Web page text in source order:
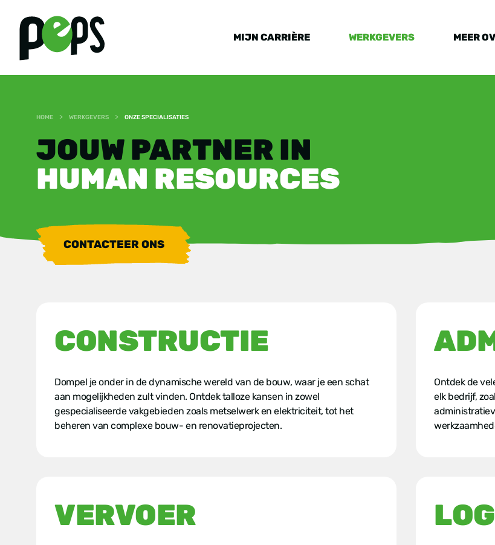
MIJN CARRIÈRE WERKGEVERS MEER
HOME > WERKGEVERS > ONZE SPECIALISATIES
JOUW PARTNER IN
HUMAN RESOURCES
CONTACTEER ONS
CONSTRUCTIE
Dompel je onder in de dynamische wereld van de bouw, waar je een schat
aan mogelijkheden zult vinden. Ontdek talloze kansen in zowel
gespecialiseerde vakgebieden zoals metselwerk en elektriciteit, tot het
beheren van complexe bouw- en renovatieprojecten.
Ontdek de
elk bedrijf,
VERVOER